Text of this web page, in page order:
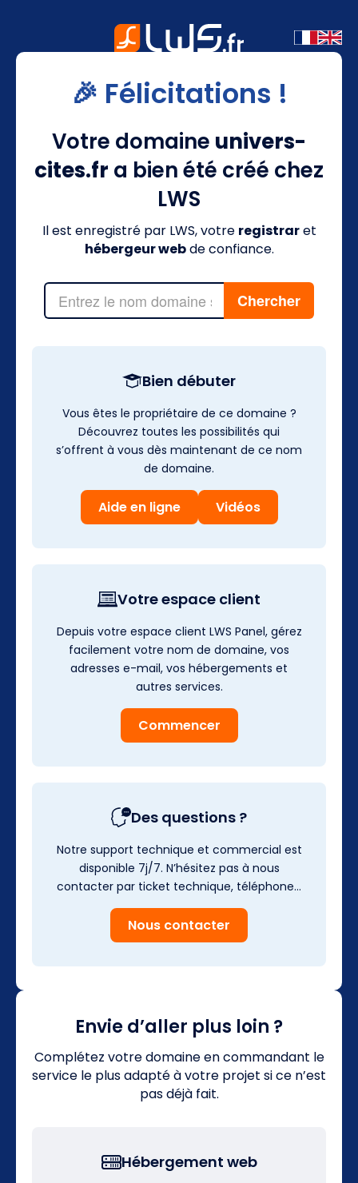
🎉 Félicitations !
Votre domaine univers-
cites.fr a bien été créé chez
LWS
Il est enregistré par LWS, votre registraret
hébergeur webde confiance.
Bien débuter
Vous êtes le propriétaire de ce domaine ?
Découvrez toutes les possibilités qui
s’offrent à vous dès maintenant de ce nom
de domaine.
Aide en ligne Vidéos
Votre espace client
Depuis votre espace client LWS Panel, gérez
facilement votre nom de domaine, vos
adresses e-mail, vos hébergements et
autres services.
Commencer
Des questions ?
Notre support technique et commercial est
disponible 7j/7. N’hésitez pas à nous
contacter par ticket technique, téléphone…
Nous contacter
Envie d’aller plus loin ?
Complétez votre domaine en commandant le
service le plus adapté à votre projet si ce n’est
pas déjà fait.
Hébergement web